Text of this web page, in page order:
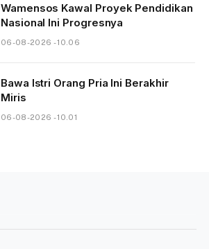
Wamensos Kawal Proyek Pendidikan
Nasional Ini Progresnya
06-08-2026 - 10.06
Bawa Istri Orang Pria Ini Berakhir
Miris
06-08-2026 - 10.01